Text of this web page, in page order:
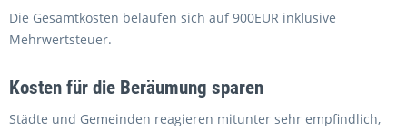
Die Gesamtkosten belaufen sich auf 900EUR inklusive
Mehrwertsteuer.
Kosten für die Beräumung sparen
Städte und Gemeinden reagieren mitunter sehr empfindlich,